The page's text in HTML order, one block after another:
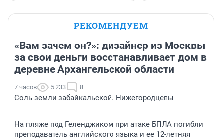
РЕКОМЕНДУЕМ
«Вам зачем он?»: дизайнер из Москвы
за свои деньги восстанавливает дом в
деревне Архангельской области
7 часов 5 233 8
Соль земли забайкальской. Нижегородцевы
На пляже под Геленджиком при атаке БПЛА погибли
преподаватель английского языка и ее 12-летняя